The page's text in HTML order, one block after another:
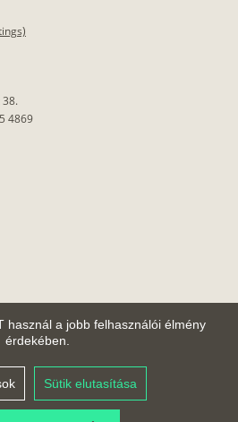
használ a jobb felhasználói élmény
érdekében.
Sütik elutasítása
38.
4869